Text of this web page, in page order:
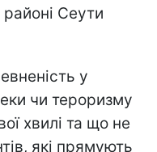
районі Сеути
у
чи тероризму
хвилі та що не
які прямують